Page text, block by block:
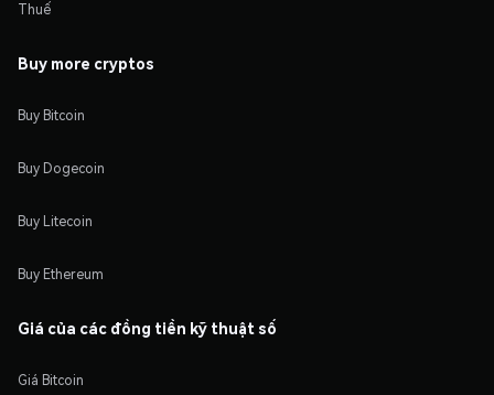
Thuế
Buy more cryptos
Buy Bitcoin
Buy Dogecoin
Buy Litecoin
Buy Ethereum
Giá của các đồng tiền kỹ thuật số
Giá Bitcoin